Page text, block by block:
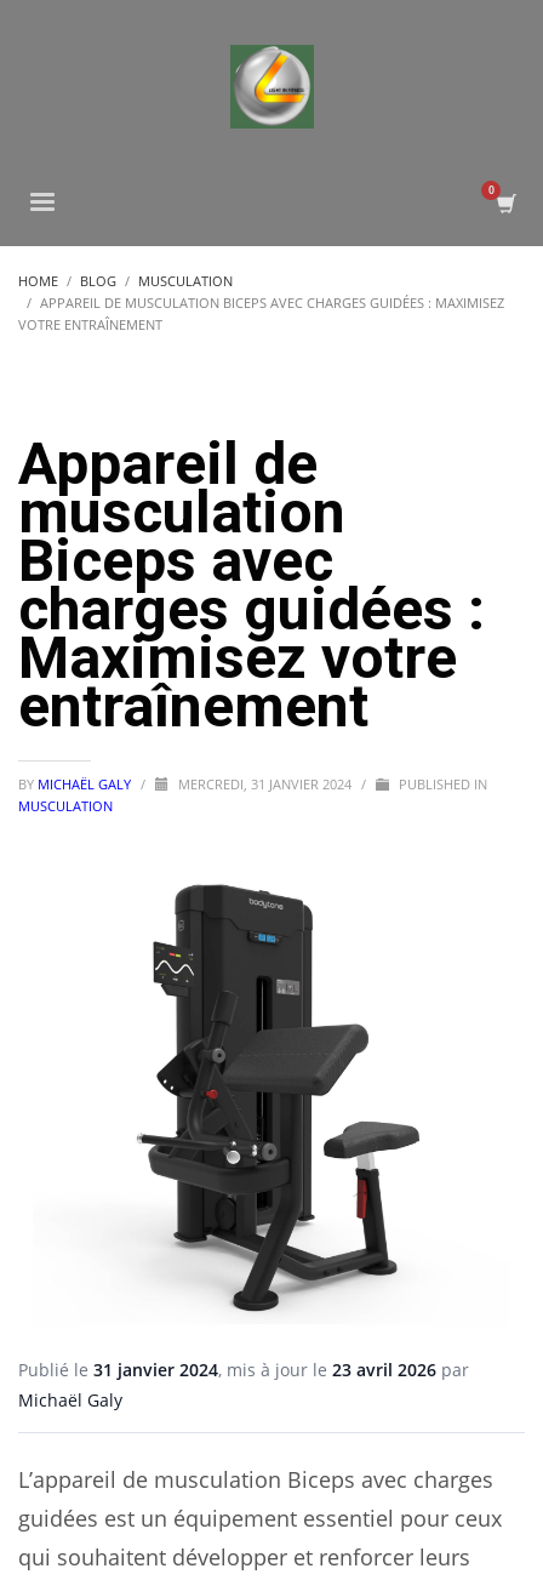
HOME BLOG
MUSCULATION
APPAREIL DE MUSCULATION BICEPS AVEC CHARGES GUIDÉES : MAXIMISEZ
VOTRE ENTRAÎNEMENT
Appareil de
musculation
Biceps avec
charges guidées :
Maximisez votre
entraînement
BY MICHAËL GALY / MERCREDI, 31 JANVIER 2024 /
PUBLISHED IN
MUSCULATION
Publié le 31 janvier 2024, mis à jour le 23 avril 2026 par
Michaël Galy
L’appareil de musculation Biceps avec charges
guidées est un équipement essentiel pour ceux
qui souhaitent développer et renforcer leurs